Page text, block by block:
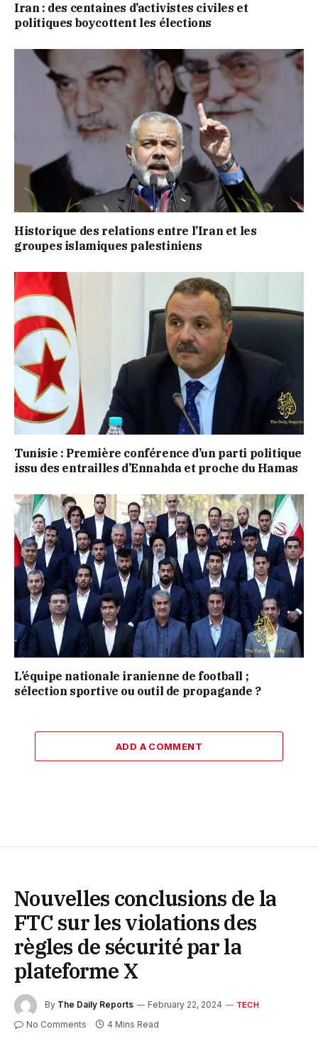
Iran : des centaines d’activistes civiles et
politiques boycottent les élections
Historique des relations entre l’Iran et les
groupes islamiques palestiniens
Tunisie : Première conférence d’un parti politique
issu des entrailles d’Ennahda et proche du Hamas
L’équipe nationale iranienne de football ;
sélection sportive ou outil de propagande ?
ADD A COMMENT
Nouvelles conclusions de la
FTC sur les violations des
règles de sécurité par la
plateforme X
By The Daily Reports February 22, 2024 TECH
No Comments 4 Mins Read